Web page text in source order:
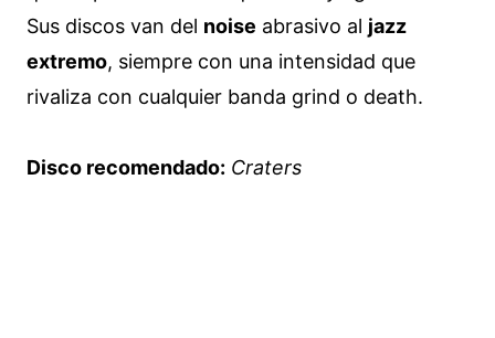
Sus discos van del noise abrasivo al jazz
extremo, siempre con una intensidad que
rivaliza con cualquier banda grind o death.
Disco recomendado: Craters